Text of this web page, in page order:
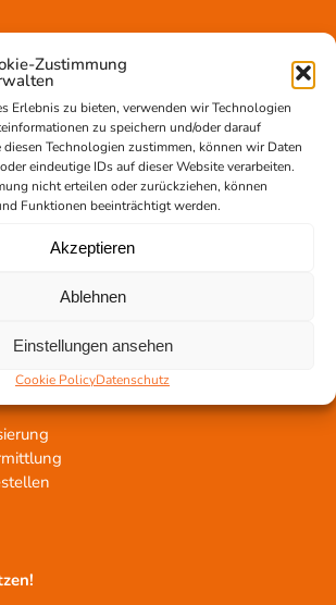
Zustimmung
Erlebnis zu bieten, verwenden wir Technologien
zu speichern und/oder darauf
Technologien zustimmen, können wir Daten
eindeutige IDs auf dieser Website verarbeiten.
nicht erteilen oder zurückziehen, können
Funktionen beeinträchtigt werden.
Akzeptieren
Ablehnen
Einstellungen ansehen
Cookie PolicyDatenschutz